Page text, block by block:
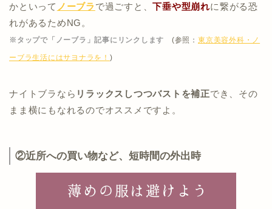
かといって ノーブラ で過ごすと、下垂や型崩れに繋がる恐
れがあるためNG。
※タップで「ノーブラ」記事にリンクします (参照：東京美容外科・ノ
ーブラ生活にはサヨナラを！ )
ナイトブラなら リラックスしつつバストを補正でき、その
まま横にもなれるのでオススメですよ。
②近所への買い物など、短時間の外出時